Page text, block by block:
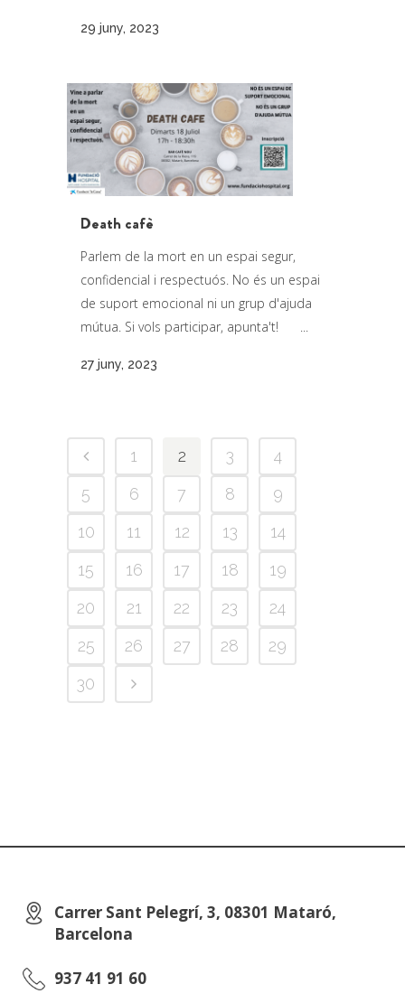
29 juny, 2023
Death cafè
Parlem de la mort en un espai segur,
confidencial i respectuós. No és un espai
de suport emocional ni un grup d'ajuda
mútua. Si vols participar, apunta't! ...
27 juny, 2023
1 2 3
4
5
6 7 8
9
10
11 12 13
14
15
16 17 18
19
20
21 22 23
24
25
26 27 28
29
30
Carrer Sant Pelegrí, 3, 08301 Mataró,
Barcelona
937 41 91 60